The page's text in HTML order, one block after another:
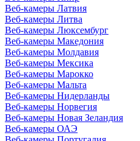
Веб-камеры Латвия
Веб-камеры Литва
Веб-камеры Люксембург
Веб-камеры Македония
Веб-камеры Молдавия
Веб-камеры Мексика
Веб-камеры Марокко
Веб-камеры Мальта
Веб-камеры Нидерланды
Веб-камеры Норвегия
Веб-камеры Новая Зеландия
Веб-камеры ОАЭ